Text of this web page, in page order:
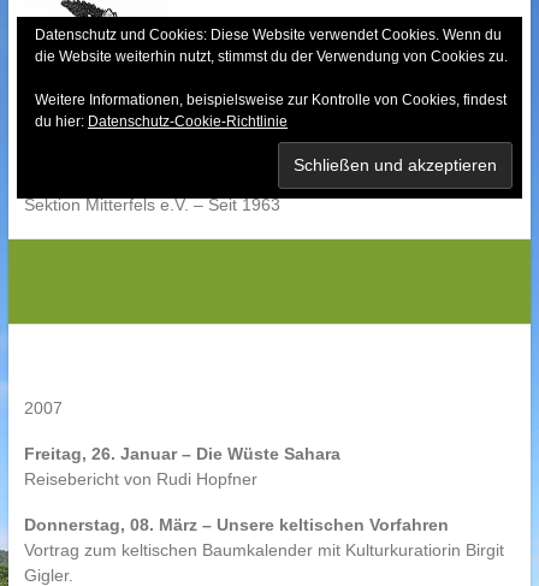
content
Bayerischer Wald-
Sektion Mitterfels e.V. – Seit 1963
2007
Freitag, 26. Januar – Die Wüste Sahara
Reisebericht von Rudi Hopfner
Donnerstag, 08. März – Unsere keltischen Vorfahren
Vortrag zum keltischen Baumkalender mit Kulturkuratiorin Birgit
Gigler.
Datenschutz und Cookies: Diese Website verwendet Cookies. Wenn du
die Website weiterhin nutzt, stimmst du der Verwendung von Cookies zu.
Weitere Informationen, beispielsweise zur Kontrolle von Cookies, findest
du hier: Datenschutz-Cookie-Richtlinie